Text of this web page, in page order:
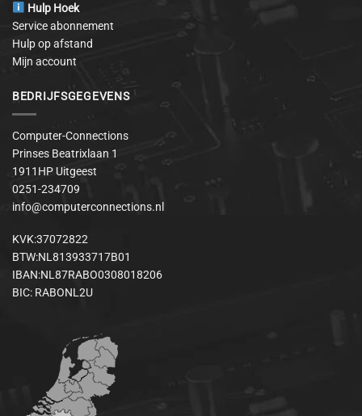
Hulp Hoek
Service abonnement
Hulp op afstand
Mijn account
BEDRIJFSGEGEVENS
Computer-Connections
Prinses Beatrixlaan 1
1911HP Uitgeest
0251-234709
info@computerconnections.nl
KVK:37072822
BTW:NL813933717B01
IBAN:NL87RABO0308018206
BIC: RABONL2U